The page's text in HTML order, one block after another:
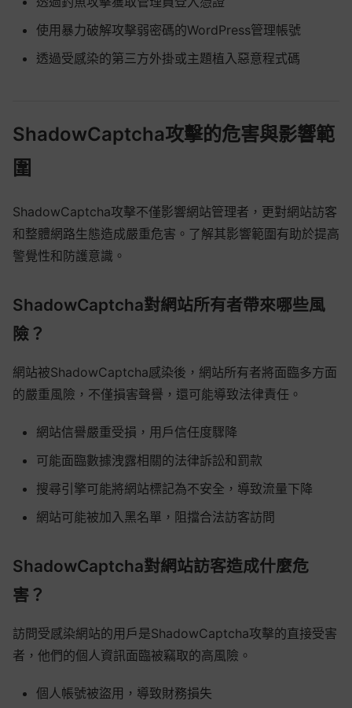
使用暴力破解攻擊弱密碼的WordPress管理帳號
透過受感染的第三方外掛或主題植入惡意程式碼
ShadowCaptcha攻擊的危害與影響範
圍
ShadowCaptcha攻擊不僅影響網站管理者，更對網站訪客
和整體網路生態造成嚴重危害。了解其影響範圍有助於提高
警覺性和防護意識。
ShadowCaptcha對網站所有者帶來哪些風
險？
網站被ShadowCaptcha感染後，網站所有者將面臨多方面
的嚴重風險，不僅損害聲譽，還可能導致法律責任。
網站信譽嚴重受損，用戶信任度驟降
可能面臨數據洩露相關的法律訴訟和罰款
搜尋引擎可能將網站標記為不安全，導致流量下降
網站可能被加入黑名單，阻擋合法訪客訪問
ShadowCaptcha對網站訪客造成什麼危
害？
訪問受感染網站的用戶是ShadowCaptcha攻擊的直接受害
者，他們的個人資訊面臨被竊取的高風險。
個人帳號被盜用，導致財務損失